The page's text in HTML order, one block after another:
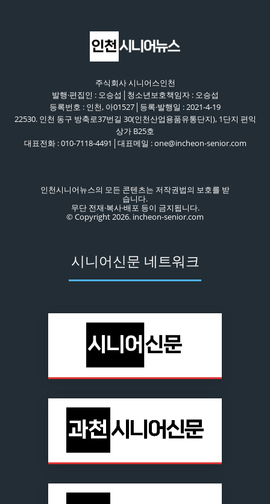
주식회사 시니어스인천
발행·편집인 : 오승섭│청소년보호책임자 : 오승섭
등록번호 : 인천, 아01527│등록·발행일 : 2021-4-19
22530. 인천 동구 방축로37번길 30(인천산업용품유통단지), 1단지 편익
상가 B25호
대표전화 : 010-7118-4491│대표메일 : one@incheon-senior.com
인천시니어뉴스의 모든 콘텐츠는 저작권법의 보호를 받
습니다.
무단 전재·복사·배포 등이 금지됩니다.
© Copyright 2026. incheon-senior.com
시니어신문 네트워크